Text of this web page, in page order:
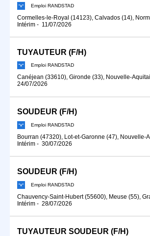
Emploi RANDSTAD
Cormelles-le-Royal (14123), Calvados (14),
Intérim - 11/07/2026
TUYAUTEUR (F/H)
Emploi RANDSTAD
Canéjean (33610), Gironde (33), Nouvelle-
24/07/2026
SOUDEUR (F/H)
Emploi RANDSTAD
Bourran (47320), Lot-et-Garonne (47), Nouvelle-
Intérim - 30/07/2026
SOUDEUR (F/H)
Emploi RANDSTAD
Chauvency-Saint-Hubert (55600), Meuse (55),
Intérim - 28/07/2026
TUYAUTEUR SOUDEUR (F/H)